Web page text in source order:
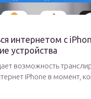
интернетом c
устройства
возможность
iPhone в момент,